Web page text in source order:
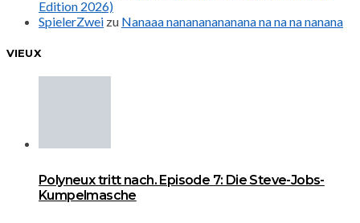
Edition 2026)
SpielerZwei zu Nanaaa nanananananana na na na nanana
VIEUX
Polyneux tritt nach. Episode 7: Die Steve-Jobs-
Kumpelmasche